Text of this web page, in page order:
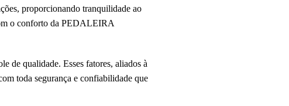
proporcionando tranquilidade ao
o conforto da PEDALEIRA
de qualidade. Esses fatores, aliados à
toda segurança e confiabilidade que